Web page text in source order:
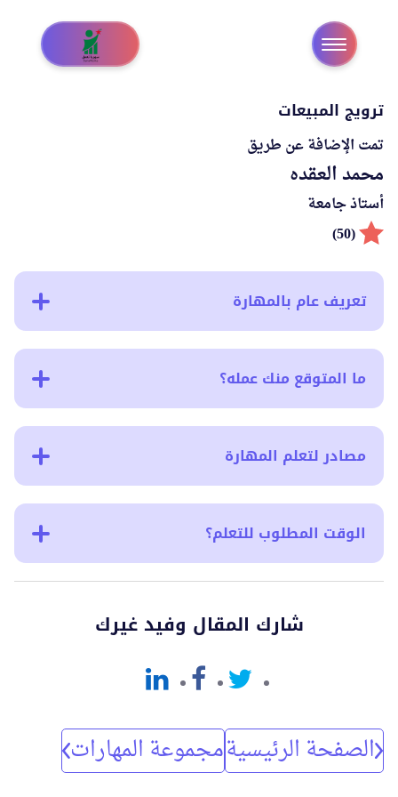
ترويج المبيعات
تمت الإضافة عن طريق
محمد العقده
أستاذ جامعة
(50)
تعريف عام بالمهارة
ما المتوقع منك عمله؟
مصادر لتعلم المهارة
الوقت المطلوب للتعلم؟
شارك المقال وفيد غيرك
الصفحة الرئيسيةمجموعة المهارات